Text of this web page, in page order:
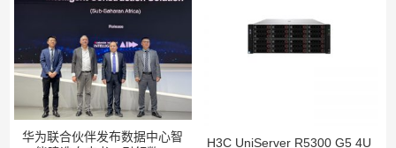
华为联合伙伴发布数据中心智
H3C UniServer R5300 G5 4U